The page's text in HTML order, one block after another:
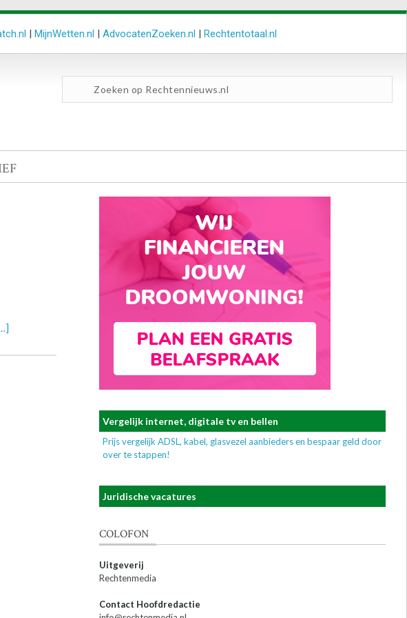
| MijnWetten.nl | AdvocatenZoeken.nl | Rechtentotaal.nl
Vergelijk internet, digitale tv en bellen
Prijs vergelijk ADSL, kabel, glasvezel aanbieders en bespaar geld door
over te stappen!
Juridische vacatures
COLOFON
Uitgeverij
Rechtenmedia
Contact Hoofdredactie